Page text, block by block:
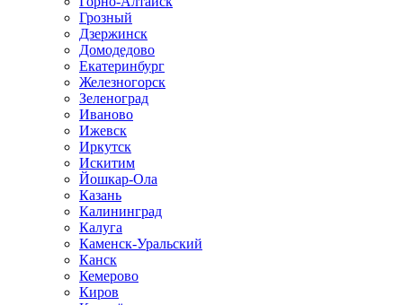
Грозный
Дзержинск
Домодедово
Екатеринбург
Железногорск
Зеленоград
Иваново
Ижевск
Иркутск
Искитим
Йошкар-Ола
Казань
Калининград
Калуга
Каменск-Уральский
Канск
Кемерово
Киров